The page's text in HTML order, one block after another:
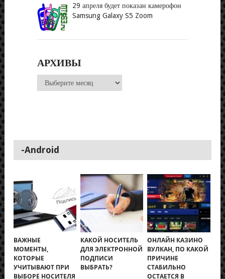
29 апреля будет показан камерофон
Samsung Galaxy S5 Zoom
АРХИВЫ
Архивы
-Android
ВАЖНЫЕ
МОМЕНТЫ,
КОТОРЫЕ
УЧИТЫВАЮТ ПРИ
ВЫБОРЕ НОСИТЕЛЯ
КАКОЙ НОСИТЕЛЬ
ДЛЯ ЭЛЕКТРОННОЙ
ПОДПИСИ
ВЫБРАТЬ?
ОНЛАЙН КАЗИНО
ВУЛКАН, ПО КАКОЙ
ПРИЧИНЕ
СТАБИЛЬНО
ОСТАЕТСЯ В